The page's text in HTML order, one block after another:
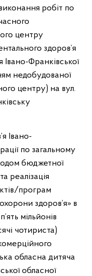
робіт по
центру
здоров’я
Франківської
недобудованої
центру) на вул.
Івано-
по загальному
бюджетної
реалізація
програм
здоров’я» в
мільйонів
чотириста)
обласна дитяча
обласної